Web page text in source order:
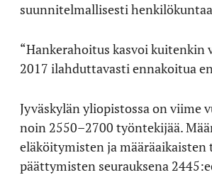
suunnitelmallisesti
“Hankerahoitus kasvoi kuitenkin
2017 ilahduttavasti ennakoitua
Jyväskylän yliopistossa on viime
noin 2550–2700 työntekijää.
eläköitymisten ja määräaikaisten
päättymisten seurauksena